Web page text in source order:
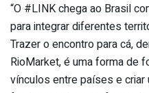
“O #LINK chega ao Brasil
para integrar diferentes
Trazer o encontro para cá,
RioMarket, é uma forma de
vínculos entre países e